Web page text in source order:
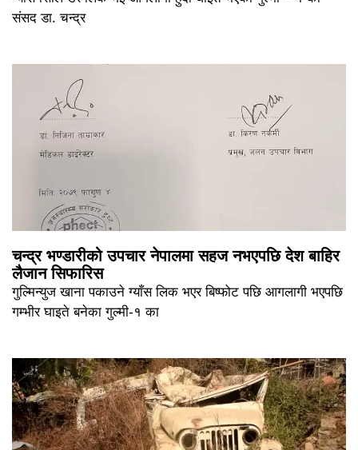
संसद डा. चन्द्र
चन्द्र भण्डारीको उपचार नेपालमा सहज नभएपछि देश बाहिर
लैजान सिफारिस
गुल्मिन्युज खाना पकाउने ग्याँस लिक भएर बिष्फोट पछि आगलागी भएपछि
गम्भीर घाइते बनेका गुल्मी-१ का